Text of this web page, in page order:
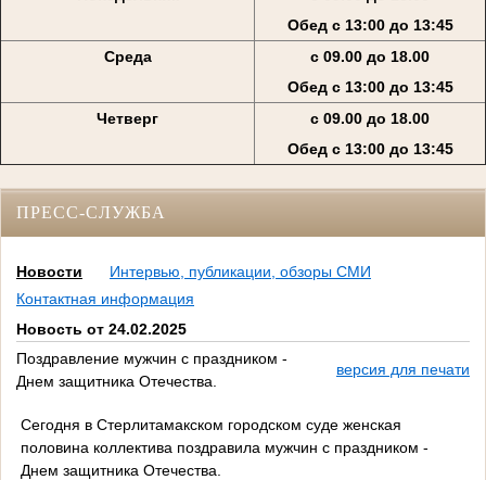
Обед с 13:00 до 13:45
Среда
с 09.00 до 18.00
Обед с 13:00 до 13:45
Четверг
с 09.00 до 18.00
Обед с 13:00 до 13:45
ПРЕСС-СЛУЖБА
Новости
Интервью, публикации, обзоры СМИ
Контактная информация
Новость от 24.02.2025
Поздравление мужчин с праздником -
Днем защитника Отечества.
версия для печати
Сегодня в Стерлитамакском городском суде женская
половина коллектива поздравила мужчин с праздником -
Днем защитника Отечества.